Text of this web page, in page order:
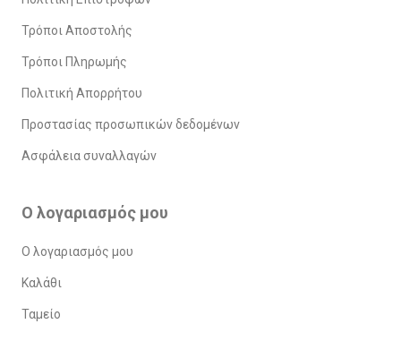
Τρόποι Αποστολής
Τρόποι Πληρωμής
Πολιτική Απορρήτου
Προστασίας προσωπικών δεδομένων
Ασφάλεια συναλλαγών
Ο λογαριασμός μου
Ο λογαριασμός μου
Καλάθι
Ταμείο